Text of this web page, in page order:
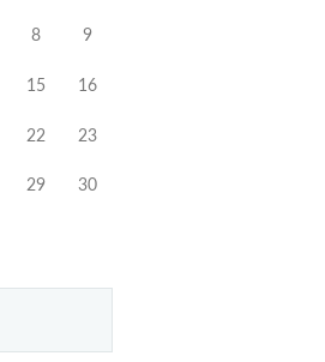
8 9
15 16
22 23
29 30